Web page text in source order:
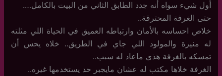
أول شيء سواه أنه جدد الطابق الثاني من البيت بالكامل….
حتى الغرفة المحترقة..
خلاص احساسه بالأمان وارتباطه العميق في الحياة اللي مثلته
له منيرة والمولود اللي جاي في الطريق.. خلاه يحس أن
تمسكه بالغرفة هذي ماعاد له سبب..
الغرفة خلاها مكتب له عشان مايجبر حد يستخدمها غيره..